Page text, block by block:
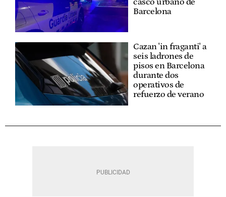
Barcelona
Cazan 'in fraganti' a
seis ladrones de
pisos en Barcelona
durante dos
operativos de
refuerzo de verano